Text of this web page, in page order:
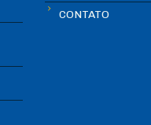
CONTATO